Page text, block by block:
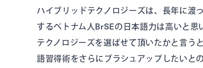
ハイブリッドテクノロジーズは、長年に渡
するベトナム人BrSEの日本語力は高いと
テクノロジーズを選ばせて頂いたかと言う
語習得術をさらにブラシュアップしたいと